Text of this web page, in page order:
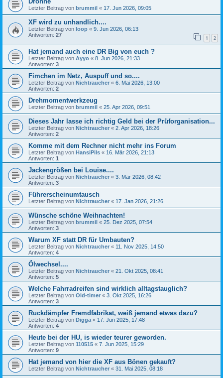
Letzter Beitrag von brummil « 17. Jun 2026, 09:05
XF wird zu unhandlich....
Letzter Beitrag von loop « 9. Jun 2026, 06:13
Antworten: 27 1 2
Hat jemand auch eine DR Big von euch ?
Letzter Beitrag von Ayyo « 8. Jun 2026, 21:33
Antworten: 3
Fimchen im Netz, Auspuff und so....
Letzter Beitrag von Nichtraucher « 6. Mai 2026, 13:00
Antworten: 2
Drehmomentwerkzeug
Letzter Beitrag von brummil « 25. Apr 2026, 09:51
Dieses Jahr lasse ich richtig Geld bei der Prüforganisation...
Letzter Beitrag von Nichtraucher « 2. Apr 2026, 18:26
Antworten: 2
Komme mit dem Rechner nicht mehr ins Forum
Letzter Beitrag von HansiPils « 16. Mär 2026, 21:13
Antworten: 1
Jackengrößen bei Louise....
Letzter Beitrag von Nichtraucher « 3. Mär 2026, 08:42
Antworten: 3
Führerscheinumtausch
Letzter Beitrag von Nichtraucher « 17. Jan 2026, 21:26
Wünsche schöne Weihnachten!
Letzter Beitrag von brummil « 25. Dez 2025, 07:54
Antworten: 3
Warum XF statt DR für Umbauten?
Letzter Beitrag von Nichtraucher « 11. Nov 2025, 14:50
Antworten: 4
Ölwechsel....
Letzter Beitrag von Nichtraucher « 21. Okt 2025, 08:41
Antworten: 5
Welche Fahrradreifen sind wirklich alltagstauglich?
Letzter Beitrag von Old-timer « 3. Okt 2025, 16:26
Antworten: 3
Ruckdämpfer Fremdfabrikat, weiß jemand etwas dazu?
Letzter Beitrag von Digga « 17. Jun 2025, 17:48
Antworten: 4
Heute bei der HU, is wieder teurer geworden.
Letzter Beitrag von 110515 « 7. Jun 2025, 15:29
Antworten: 9
Hat jemand von hier die XF aus Bönen gekauft?
Letzter Beitrag von Nichtraucher « 31. Mai 2025, 08:18